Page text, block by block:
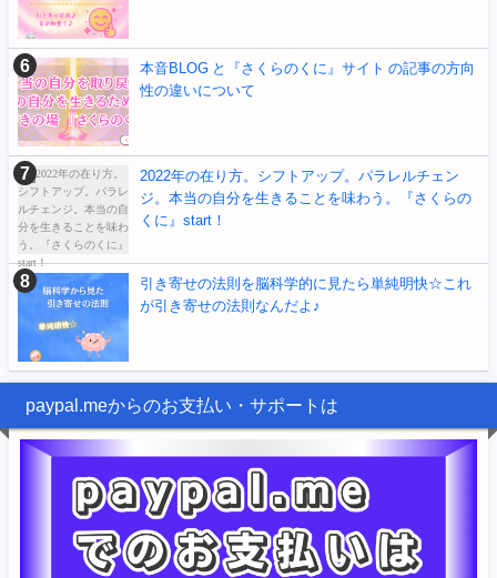
本音BLOG と『さくらのくに』サイト の記事の方向
性の違いについて
2022年の在り方。シフトアップ。パラレルチェン
ジ。本当の自分を生きることを味わう。『さくらの
くに』start！
引き寄せの法則を脳科学的に見たら単純明快☆これ
が引き寄せの法則なんだよ♪
paypal.meからのお支払い・サポートは